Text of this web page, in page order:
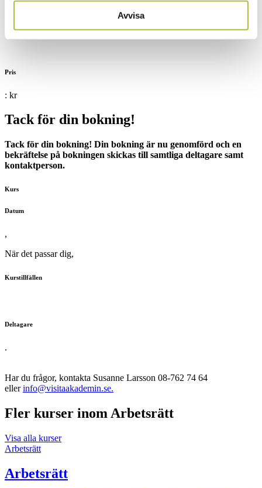
Avvisa
Pris
: kr
Tack för din bokning!
Tack för din bokning! Din bokning är nu genomförd och en
bekräftelse på bokningen skickas till samtliga deltagare samt
kontaktperson.
Kurs
Datum
,
När det passar dig,
Kurstillfällen
Deltagare
.
Har du frågor, kontakta Susanne Larsson 08-762 74 64
ellerinfo@visitaakademin.se.
Fler kurser inom Arbetsrätt
Visa alla kurser
Arbetsrätt
Arbetsrätt